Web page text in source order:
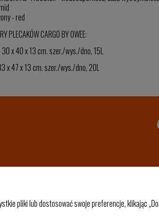
- red
PLECAKÓW CARGO BY OWEE:
30 x 40 x 13 cm. szer./wys./dno, 15L
x 47 x 13 cm. szer./wys./dno, 20L
pliki lub dostosować swoje preferencje, klikając